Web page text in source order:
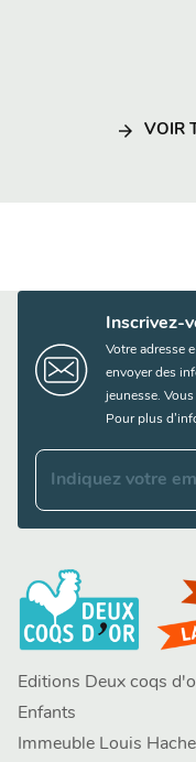
arrow_forward VOIR
Inscrivez-
Votre adresse
envoyer des
jeunesse.
Pour plus
Indiquez votre
Editions Deux coqs
Enfants
Immeuble Louis